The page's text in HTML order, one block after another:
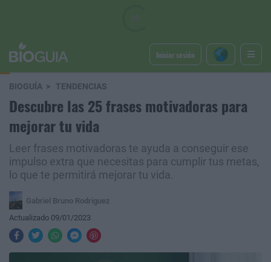
Iniciar sesión
BIOGUÍA TENDENCIAS
Descubre las 25 frases motivadoras para
mejorar tu vida
Leer frases motivadoras te ayuda a conseguir ese
impulso extra que necesitas para cumplir tus metas,
lo que te permitirá mejorar tu vida.
Gabriel Bruno Rodriguez
Actualizado 09/01/2023